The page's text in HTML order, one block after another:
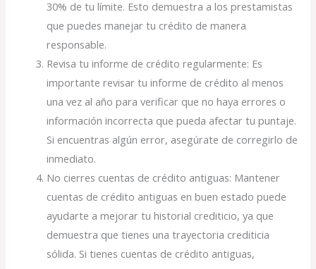
30% de tu límite. Esto demuestra a los prestamistas
que puedes manejar tu crédito de manera
responsable.
Revisa tu informe de crédito regularmente: Es
importante revisar tu informe de crédito al menos
una vez al año para verificar que no haya errores o
información incorrecta que pueda afectar tu puntaje.
Si encuentras algún error, asegúrate de corregirlo de
inmediato.
No cierres cuentas de crédito antiguas: Mantener
cuentas de crédito antiguas en buen estado puede
ayudarte a mejorar tu historial crediticio, ya que
demuestra que tienes una trayectoria crediticia
sólida. Si tienes cuentas de crédito antiguas,